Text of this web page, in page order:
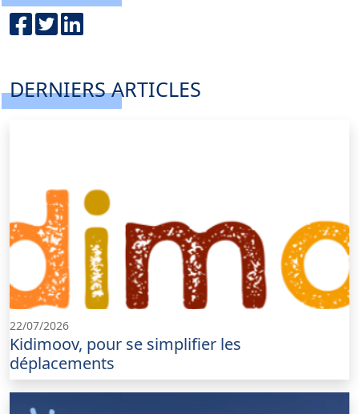
DERNIERS ARTICLES
22/07/2026
Kidimoov, pour se simplifier les
déplacements